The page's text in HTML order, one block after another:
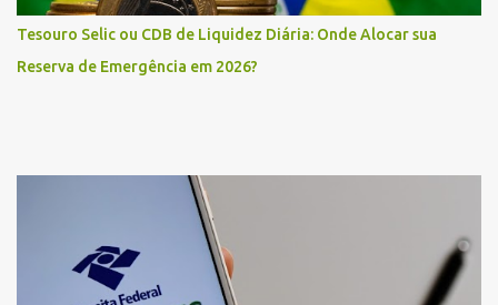
Tesouro Selic ou CDB de Liquidez Diária: Onde Alocar sua
Reserva de Emergência em 2026?